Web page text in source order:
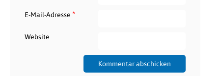
E-Mail-Adresse *
Website